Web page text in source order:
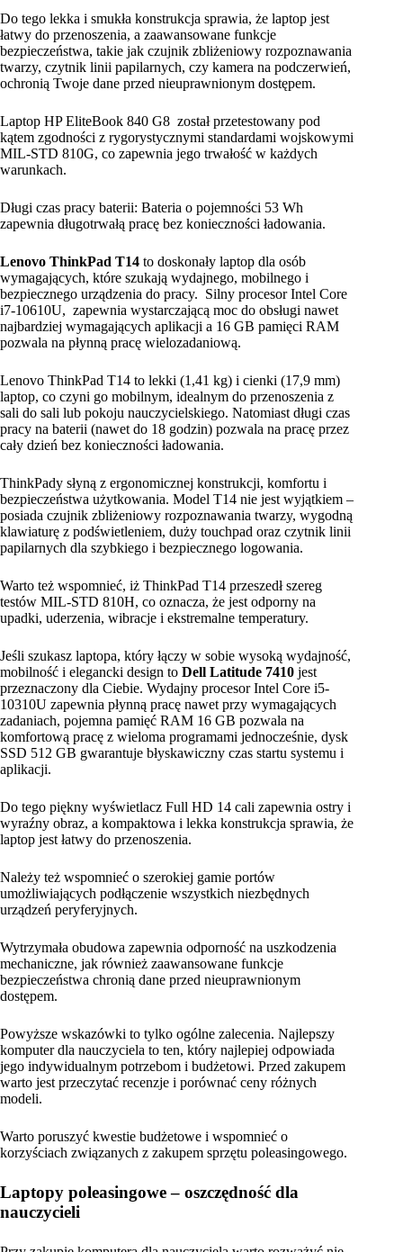
Do tego lekka i smukła konstrukcja sprawia, że laptop jest
łatwy do przenoszenia, a zaawansowane funkcje
bezpieczeństwa, takie jak czujnik zbliżeniowy rozpoznawania
twarzy, czytnik linii papilarnych, czy kamera na podczerwień,
ochronią Twoje dane przed nieuprawnionym dostępem.
Laptop HP EliteBook 840 G8 został przetestowany pod
kątem zgodności z rygorystycznymi standardami wojskowymi
MIL-STD 810G, co zapewnia jego trwałość w każdych
warunkach.
Długi czas pracy baterii: Bateria o pojemności 53 Wh
zapewnia długotrwałą pracę bez konieczności ładowania.
Lenovo ThinkPad T14 to doskonały laptop dla osób
wymagających, które szukają wydajnego, mobilnego i
bezpiecznego urządzenia do pracy. Silny procesor Intel Core
i7-10610U, zapewnia wystarczającą moc do obsługi nawet
najbardziej wymagających aplikacji a 16 GB pamięci RAM
pozwala na płynną pracę wielozadaniową.
Lenovo ThinkPad T14 to lekki (1,41 kg) i cienki (17,9 mm)
laptop, co czyni go mobilnym, idealnym do przenoszenia z
sali do sali lub pokoju nauczycielskiego. Natomiast długi czas
pracy na baterii (nawet do 18 godzin) pozwala na pracę przez
cały dzień bez konieczności ładowania.
ThinkPady słyną z ergonomicznej konstrukcji, komfortu i
bezpieczeństwa użytkowania. Model T14 nie jest wyjątkiem –
posiada czujnik zbliżeniowy rozpoznawania twarzy, wygodną
klawiaturę z podświetleniem, duży touchpad oraz czytnik linii
papilarnych dla szybkiego i bezpiecznego logowania.
Warto też wspomnieć, iż ThinkPad T14 przeszedł szereg
testów MIL-STD 810H, co oznacza, że jest odporny na
upadki, uderzenia, wibracje i ekstremalne temperatury.
Jeśli szukasz laptopa, który łączy w sobie wysoką wydajność,
mobilność i elegancki design to Dell Latitude 7410 jest
przeznaczony dla Ciebie. Wydajny procesor Intel Core i5-
10310U zapewnia płynną pracę nawet przy wymagających
zadaniach, pojemna pamięć RAM 16 GB pozwala na
komfortową pracę z wieloma programami jednocześnie, dysk
SSD 512 GB gwarantuje błyskawiczny czas startu systemu i
aplikacji.
Do tego piękny wyświetlacz Full HD 14 cali zapewnia ostry i
wyraźny obraz, a kompaktowa i lekka konstrukcja sprawia, że
laptop jest łatwy do przenoszenia.
Należy też wspomnieć o szerokiej gamie portów
umożliwiających podłączenie wszystkich niezbędnych
urządzeń peryferyjnych.
Wytrzymała obudowa zapewnia odporność na uszkodzenia
mechaniczne, jak również zaawansowane funkcje
bezpieczeństwa chronią dane przed nieuprawnionym
dostępem.
Powyższe wskazówki to tylko ogólne zalecenia. Najlepszy
komputer dla nauczyciela to ten, który najlepiej odpowiada
jego indywidualnym potrzebom i budżetowi. Przed zakupem
warto jest przeczytać recenzje i porównać ceny różnych
modeli.
Warto poruszyć kwestie budżetowe i wspomnieć o
korzyściach związanych z zakupem sprzętu poleasingowego.
Laptopy poleasingowe – oszczędność dla
nauczycieli